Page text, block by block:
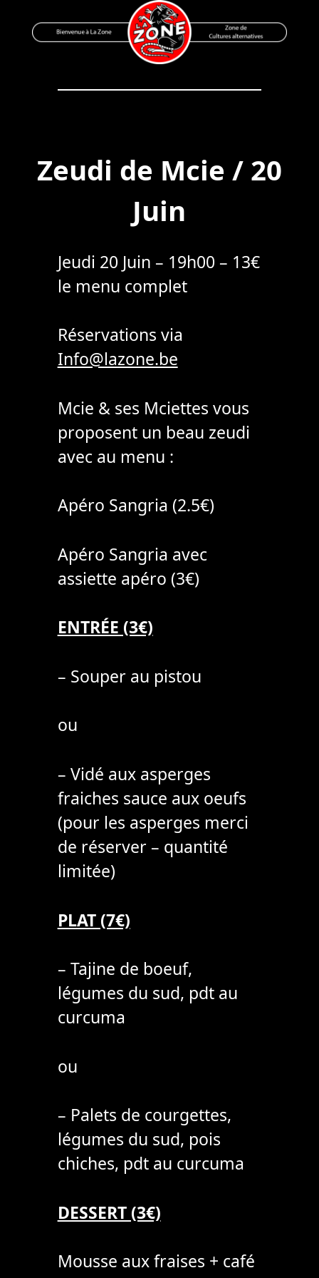
to
Bienvenue à La Zone
Zone de Cultures Alternatives
Zeudi de Mcie / 20
Juin
Jeudi 20 Juin – 19h00 – 13€
le menu complet
Réservations via
Info@lazone.be
Mcie & ses Mciettes vous
proposent un beau zeudi
avec au menu :
Apéro Sangria (2.5€)
Apéro Sangria avec
assiette apéro (3€)
ENTRÉE (3€)
– Souper au pistou
ou
– Vidé aux asperges
fraiches sauce aux oeufs
(pour les asperges merci
de réserver – quantité
limitée)
PLAT (7€)
– Tajine de boeuf,
légumes du sud, pdt au
curcuma
ou
– Palets de courgettes,
légumes du sud, pois
chiches, pdt au curcuma
DESSERT (3€)
Mousse aux fraises + café